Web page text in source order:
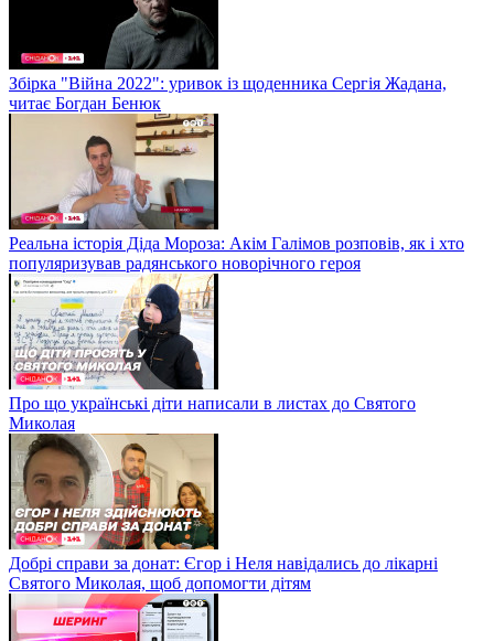
Збірка "Війна 2022": уривок із щоденника Сергія Жадана,
читає Богдан Бенюк
Реальна історія Діда Мороза: Акім Галімов розповів, як і хто
популяризував радянського новорічного героя
Про що українські діти написали в листах до Святого
Миколая
Добрі справи за донат: Єгор і Неля навідались до лікарні
Святого Миколая, щоб допомогти дітям